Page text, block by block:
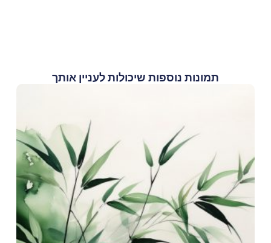
תמונות נוספות שיכולות לעניין אותך